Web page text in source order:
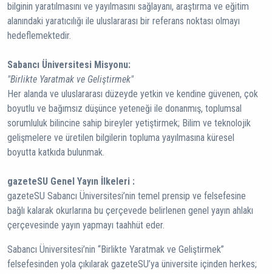
bilginin yaratılmasını ve yayılmasını sağlayanı, araştırma ve eğitim
alanındaki yaratıcılığı ile uluslararası bir referans noktası olmayı
hedeflemektedir.
Sabancı Üniversitesi Misyonu:
"Birlikte Yaratmak ve Geliştirmek"
Her alanda ve uluslararası düzeyde yetkin ve kendine güvenen, çok
boyutlu ve bağımsız düşünce yeteneği ile donanmış, toplumsal
sorumluluk bilincine sahip bireyler yetiştirmek; Bilim ve teknolojik
gelişmelere ve üretilen bilgilerin topluma yayılmasına küresel
boyutta katkıda bulunmak.
gazeteSU Genel Yayın İlkeleri :
gazeteSU Sabancı Üniversitesi’nin temel prensip ve felsefesine
bağlı kalarak okurlarına bu çerçevede belirlenen genel yayın ahlakı
çerçevesinde yayın yapmayı taahhüt eder.
Sabancı Üniversitesi’nin “Birlikte Yaratmak ve Geliştirmek”
felsefesinden yola çıkılarak gazeteSU’ya üniversite içinden herkes;